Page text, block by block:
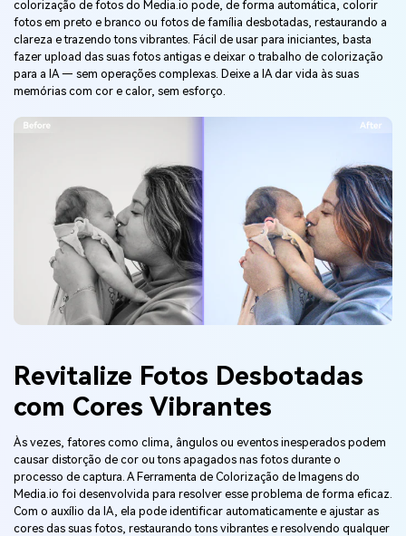
colorização de fotos do Media.io pode, de forma automática, colorir
fotos em preto e branco ou fotos de família desbotadas, restaurando a
clareza e trazendo tons vibrantes. Fácil de usar para iniciantes, basta
fazer upload das suas fotos antigas e deixar o trabalho de colorização
para a IA — sem operações complexas. Deixe a IA dar vida às suas
memórias com cor e calor, sem esforço.
Revitalize Fotos Desbotadas
com Cores Vibrantes
Às vezes, fatores como clima, ângulos ou eventos inesperados podem
causar distorção de cor ou tons apagados nas fotos durante o
processo de captura. A Ferramenta de Colorização de Imagens do
Media.io foi desenvolvida para resolver esse problema de forma eficaz.
Com o auxílio da IA, ela pode identificar automaticamente e ajustar as
cores das suas fotos, restaurando tons vibrantes e resolvendo qualquer